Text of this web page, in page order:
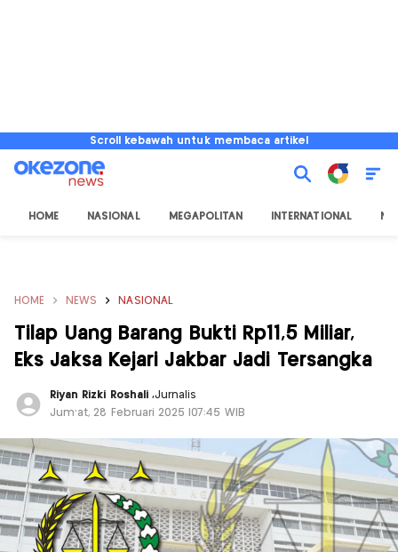
Scroll kebawah untuk membaca artikel
HOME NASIONAL MEGAPOLITAN INTERNATIONAL
HOME NEWS NASIONAL
Tilap Uang Barang Bukti Rp11,5 Miliar,
Eks Jaksa Kejari Jakbar Jadi Tersangka
Riyan Rizki Roshali ,Jurnalis
Jum'at, 28 Februari 2025 |07:45 WIB